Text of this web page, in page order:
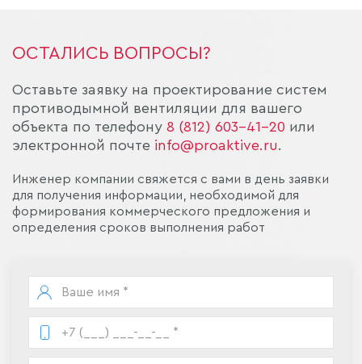
ОСТАЛИСЬ ВОПРОСЫ?
Оставьте заявку на проектирование систем
противодымной вентиляции для вашего
объекта по телефону 8 (812) 603-41-20 или
электронной почте info@proaktive.ru.
Инженер компании свяжется с вами в день заявки
для получения информации, необходимой для
формирования коммерческого предложения и
определения сроков выполнения работ